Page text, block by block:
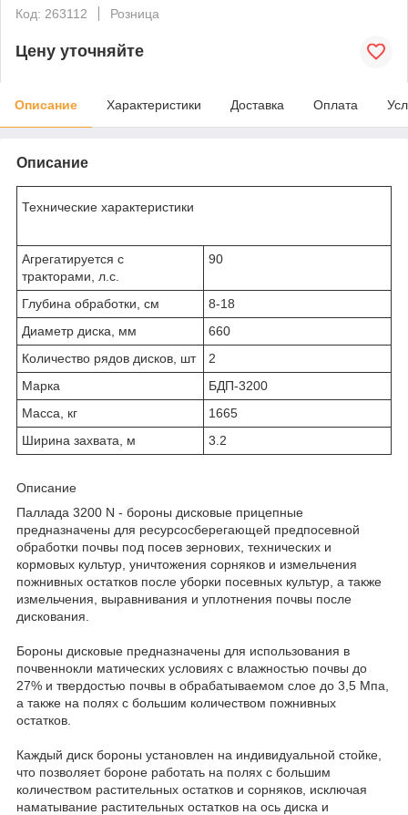
Код: 263112
Розница
Цену уточняйте
Описание Характеристики Доставка Оплата
Описание
Технические характеристики
Агрегатируется с
тракторами, л.с.
90
Глубина обработки, см
8-18
Диаметр диска, мм
660
Количество рядов дисков, шт
2
Марка
БДП-3200
Масса, кг
1665
Ширина захвата, м
3.2
Описание
Паллада 3200 N - бороны дисковые прицепные
предназначены для ресурсосберегающей предпосевной
обработки почвы под посев зернових, технических и
кормовых культур, уничтожения сорняков и измельчения
пожнивных остатков после уборки посевных культур, а также
измельчения, выравнивания и уплотнения почвы после
дискования.
Бороны дисковые предназначены для использования в
почвеннокли матических условиях с влажностью почвы до
27% и твердостью почвы в обрабатываемом слое до 3,5 Мпа,
а также на полях с большим количеством пожнивных
остатков.
Каждый диск бороны установлен на индивидуальной стойке,
что позволяет бороне работать на полях с большим
количеством растительных остатков и сорняков, исключая
наматывание растительных остатков на ось диска и